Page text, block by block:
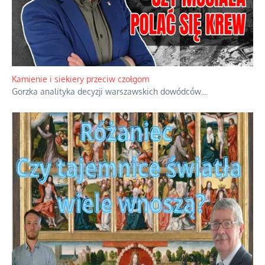
Kamienie i siekiery przeciw czołgom
Gorzka analityka decyzji warszawskich dowódców.